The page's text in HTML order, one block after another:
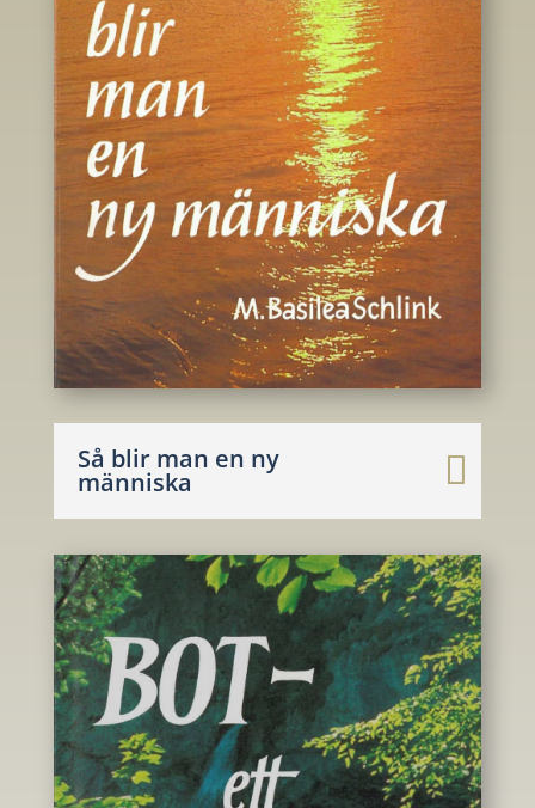
Så blir man en ny
människa